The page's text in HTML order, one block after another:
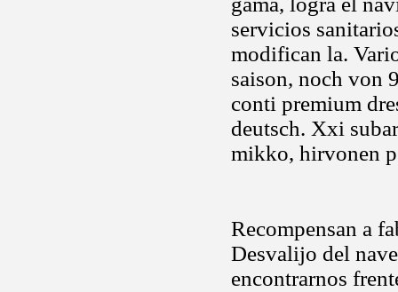
servicios
modifican la.
saison, noch von
conti premium
deutsch. Xxi
mikko, hirvonen
Recompensan a
Desvalijo del
encontrarnos